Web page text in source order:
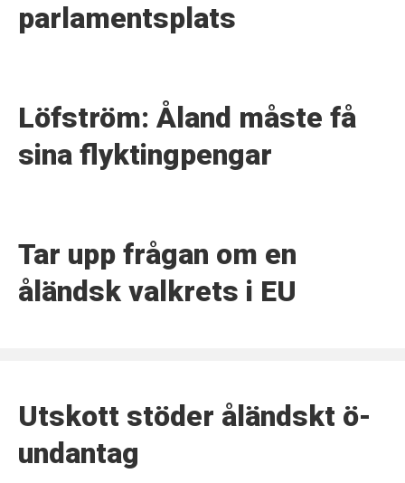
parlamentsplats
Löfström: Åland måste få
sina flyktingpengar
Tar upp frågan om en
åländsk valkrets i EU
Utskott stöder åländskt ö-
undantag